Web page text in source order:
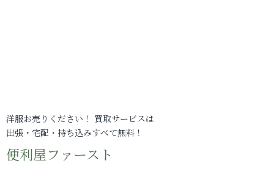
洋服お売りください！ 買取サービスは
出張・宅配・持ち込みすべて無料！
便利屋ファースト